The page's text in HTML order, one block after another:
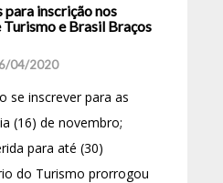
inscrição nos
e Brasil Braços
04/2020
se inscrever para as
(16) de novembro;
para até (30)
do Turismo prorrogou